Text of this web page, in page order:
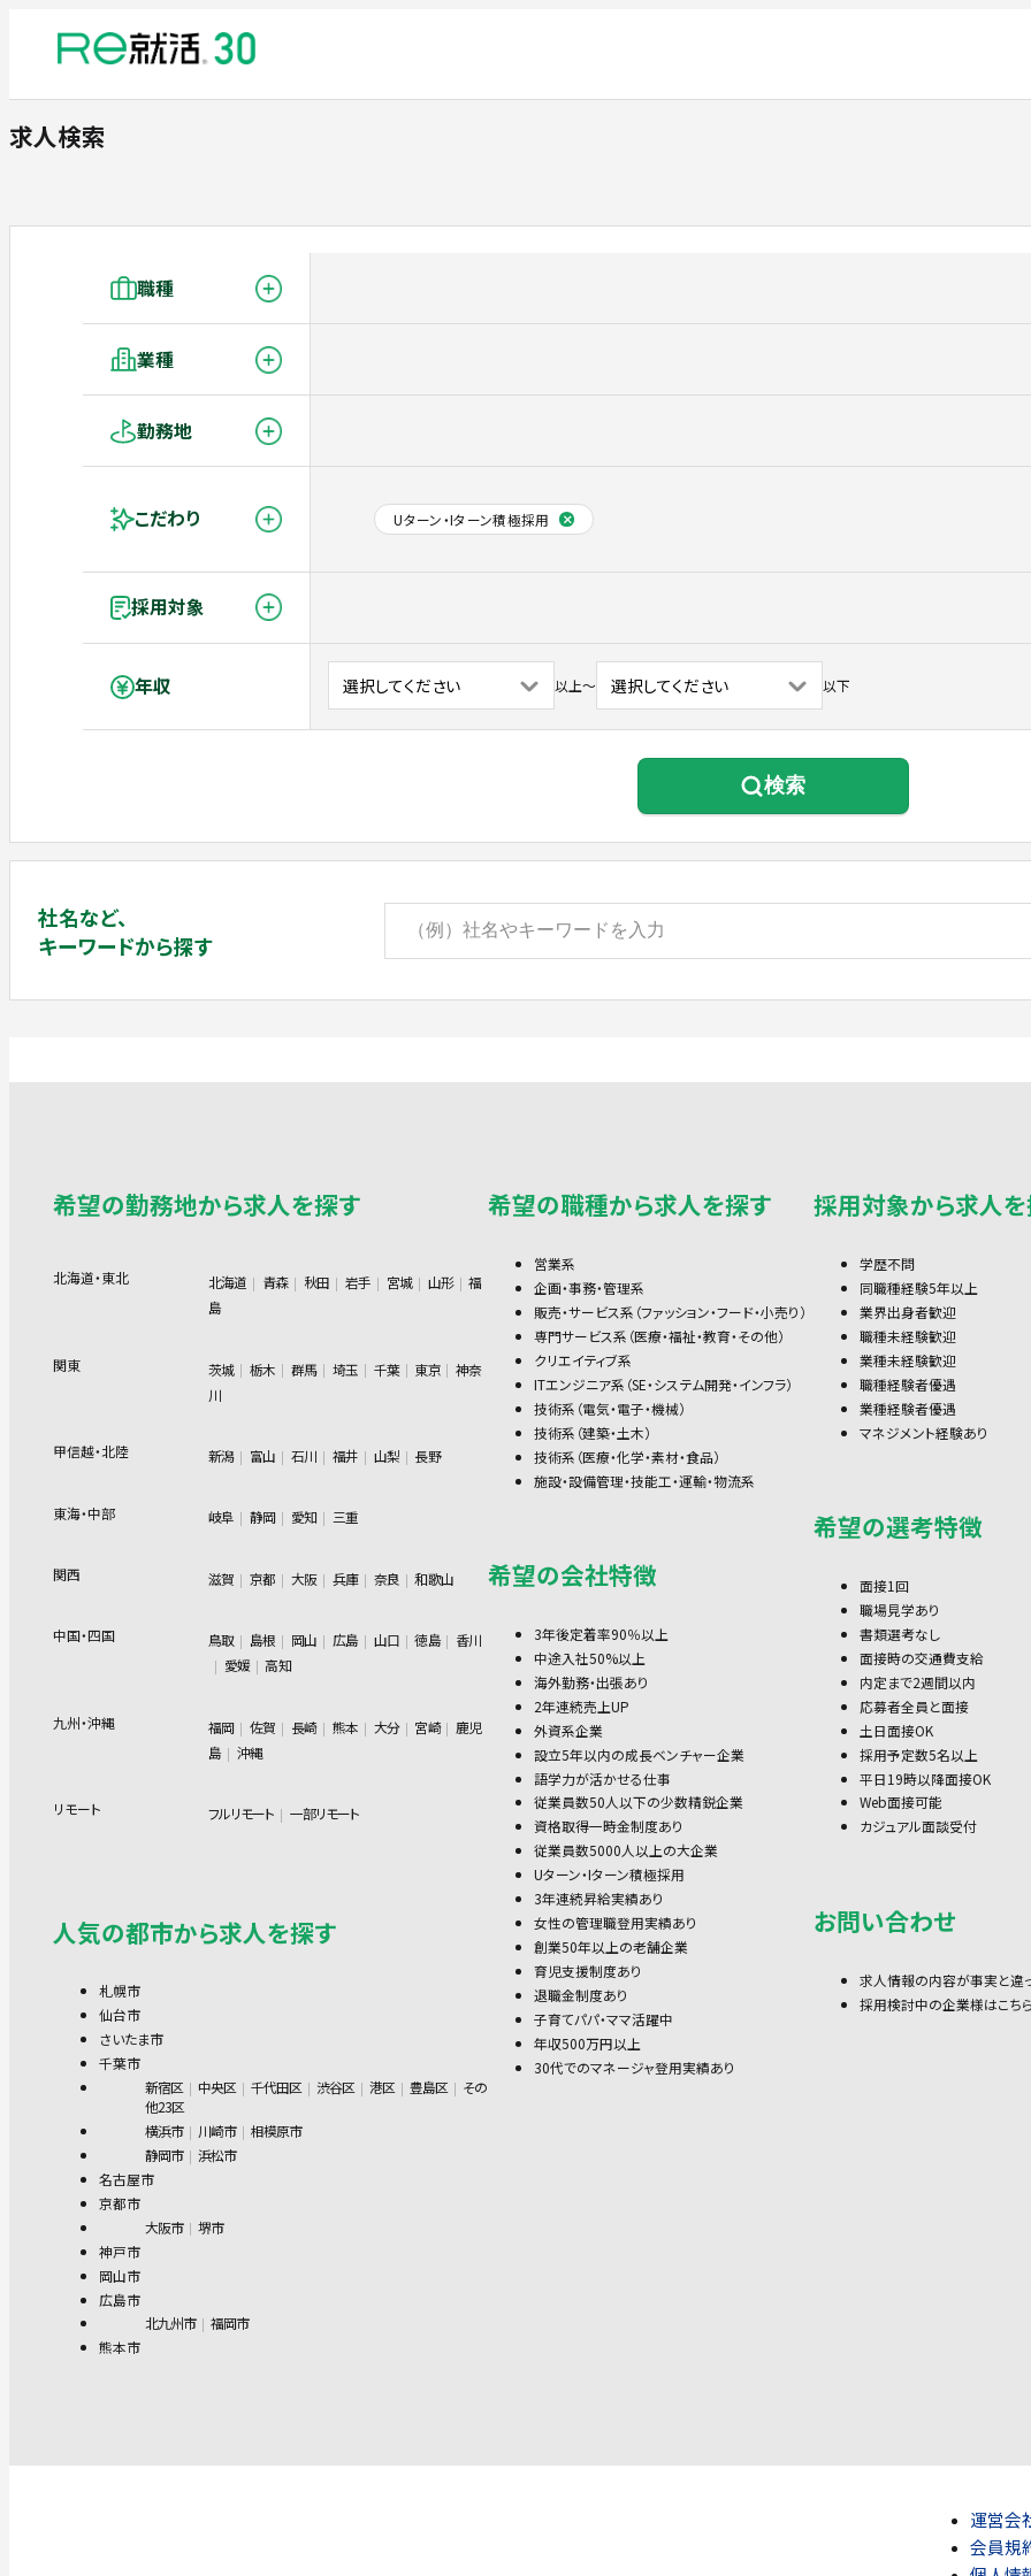
求人検索
職種
業種
勤務地
こだわり Uターン・Iターン積極採用
採用対象
年収 以上〜 以下
検索
社名など、
キーワードから探す
希望の勤務地から求人を探す
北海道・東北 北海道 青森 秋田 岩手 宮城 山形
福
島
関東 茨城 栃木 群馬 埼玉 千葉 東京
神奈
川
甲信越・北陸 新潟 富山 石川 福井 山梨 長野
東海・中部 岐阜 静岡 愛知 三重
関西 滋賀 京都 大阪 兵庫 奈良 和歌山
中国・四国 鳥取 島根 岡山 広島 山口 徳島
香川
愛媛
高知
九州・沖縄 福岡 佐賀 長崎 熊本 大分 宮崎
鹿児
島
沖縄
リモート フルリモート 一部リモート
人気の都市から求人を探す
札幌市
仙台市
さいたま市
千葉市
新宿区
中央区 千代田区 渋谷区 港区 豊島区
その
他23区
横浜市
川崎市
相模原市
静岡市
浜松市
名古屋市
京都市
大阪市
堺市
神戸市
岡山市
広島市
北九州市
福岡市
熊本市
希望の職種から求人を探す
営業系
企画・事務・管理系
販売・サービス系（ファッション・フード・小売り）
専門サービス系（医療・福祉・教育・その他）
クリエイティブ系
ITエンジニア系（SE・システム開発・インフラ）
技術系（電気・電子・機械）
技術系（建築・土木）
技術系（医療・化学・素材・食品）
施設・設備管理・技能工・運輸・物流系
希望の会社特徴
3年後定着率90％以上
中途入社50%以上
海外勤務・出張あり
2年連続売上UP
外資系企業
設立5年以内の成長ベンチャー企業
語学力が活かせる仕事
従業員数50人以下の少数精鋭企業
資格取得一時金制度あり
従業員数5000人以上の大企業
Uターン・Iターン積極採用
3年連続昇給実績あり
女性の管理職登用実績あり
創業50年以上の老舗企業
育児支援制度あり
退職金制度あり
子育てパパ・ママ活躍中
年収500万円以上
30代でのマネージャ登用実績あり
採用対象から求人
学歴不問
同職種経験5年以上
業界出身者歓迎
職種未経験歓迎
業種未経験歓迎
職種経験者優遇
業種経験者優遇
マネジメント経験あり
希望の選考特徴
面接1回
職場見学あり
書類選考なし
面接時の交通費支給
内定まで2週間以内
応募者全員と面接
土日面接OK
採用予定数5名以上
平日19時以降面接OK
Web面接可能
カジュアル面談受付
お問い合わせ
求人情報の内容が事実と違
採用検討中の企業様はこち
運営会
会員規